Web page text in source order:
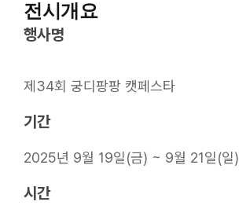
전시개요
행사명
제34회 궁디팡팡 캣페스타
기간
2025년 9월 19일(금) ~ 9월 21일(일)
시간